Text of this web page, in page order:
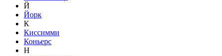
Й
Йорк
К
Киссимми
Коньерс
Н